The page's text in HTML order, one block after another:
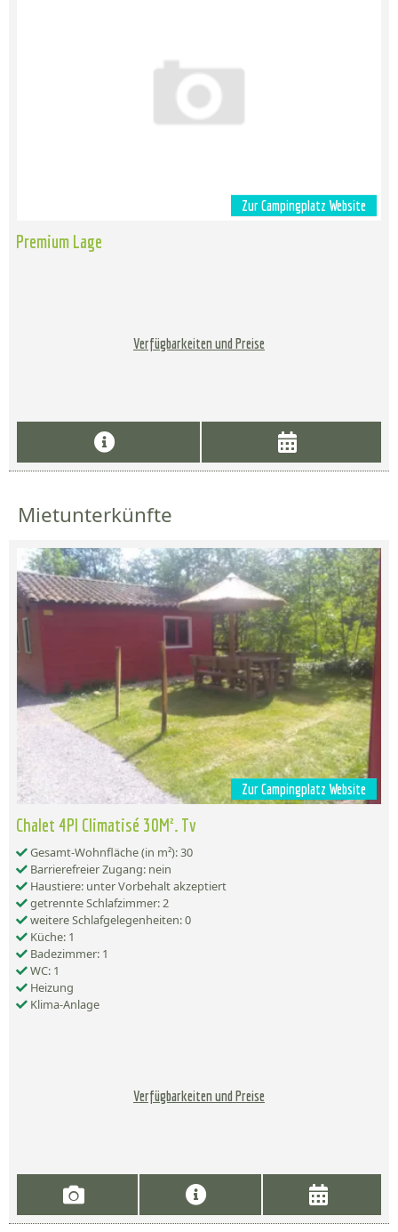
Zur Campingplatz Website
Premium Lage
Verfügbarkeiten und Preise
Mietunterkünfte
Zur Campingplatz Website
Chalet 4Pl Climatisé 30M². Tv
Gesamt-Wohnfläche (in m²): 30
Barrierefreier Zugang: nein
Haustiere: unter Vorbehalt akzeptiert
getrennte Schlafzimmer: 2
weitere Schlafgelegenheiten: 0
Küche: 1
Badezimmer: 1
WC: 1
Heizung
Klima-Anlage
Verfügbarkeiten und Preise